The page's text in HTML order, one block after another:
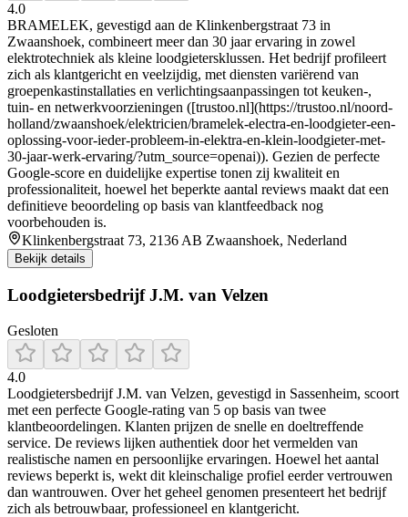
4.0
BRAMELEK, gevestigd aan de Klinkenbergstraat 73 in
Zwaanshoek, combineert meer dan 30 jaar ervaring in zowel
elektrotechniek als kleine loodgietersklussen. Het bedrijf profileert
zich als klantgericht en veelzijdig, met diensten variërend van
groepenkastinstallaties en verlichtingsaanpassingen tot keuken-,
tuin- en netwerkvoorzieningen ([trustoo.nl](https://trustoo.nl/noord-
holland/zwaanshoek/elektricien/bramelek-electra-en-loodgieter-een-
oplossing-voor-ieder-probleem-in-elektra-en-klein-loodgieter-met-
30-jaar-werk-ervaring/?utm_source=openai)). Gezien de perfecte
Google-score en duidelijke expertise tonen zij kwaliteit en
professionaliteit, hoewel het beperkte aantal reviews maakt dat een
definitieve beoordeling op basis van klantfeedback nog
voorbehouden is.
Klinkenbergstraat 73, 2136 AB Zwaanshoek, Nederland
Bekijk details
Loodgietersbedrijf J.M. van Velzen
Gesloten
4.0
Loodgietersbedrijf J.M. van Velzen, gevestigd in Sassenheim, scoort
met een perfecte Google-rating van 5 op basis van twee
klantbeoordelingen. Klanten prijzen de snelle en doeltreffende
service. De reviews lijken authentiek door het vermelden van
realistische namen en persoonlijke ervaringen. Hoewel het aantal
reviews beperkt is, wekt dit kleinschalige profiel eerder vertrouwen
dan wantrouwen. Over het geheel genomen presenteert het bedrijf
zich als betrouwbaar, professioneel en klantgericht.